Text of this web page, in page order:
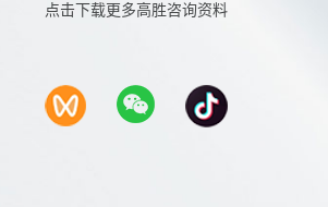
点击下载更多高胜咨询资料